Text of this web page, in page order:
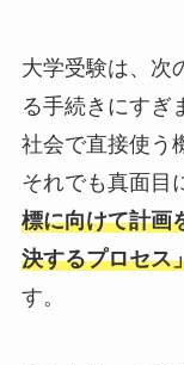
大学受験は、次
る手続きにすぎ
社会で直接使う
それでも真面目
標に向けて計画
決するプロセス
す。